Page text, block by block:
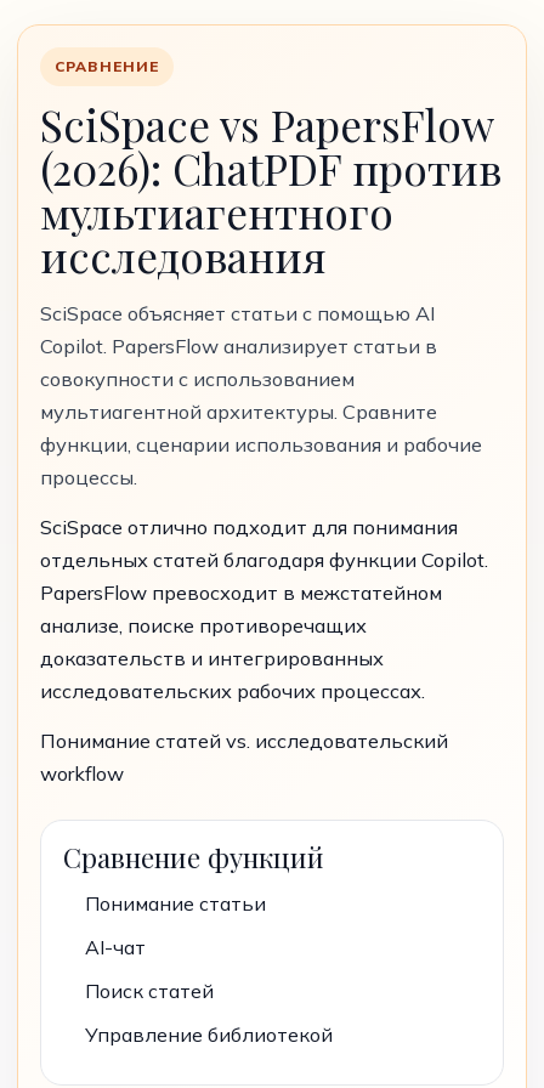
СРАВНЕНИЕ
SciSpace vs PapersFlow
(2026): ChatPDF против
мультиагентного
исследования
SciSpace объясняет статьи с помощью AI
Copilot. PapersFlow анализирует статьи в
совокупности с использованием
мультиагентной архитектуры. Сравните
функции, сценарии использования и рабочие
процессы.
SciSpace отлично подходит для понимания
отдельных статей благодаря функции Copilot.
PapersFlow превосходит в межстатейном
анализе, поиске противоречащих
доказательств и интегрированных
исследовательских рабочих процессах.
Понимание статей vs. исследовательский
workflow
Сравнение функций
Понимание статьи
AI-чат
Поиск статей
Управление библиотекой